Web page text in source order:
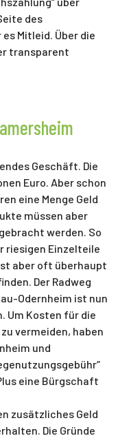
des
Mitleid. Über die
transparent
Geschäft. Die
Euro. Aber schon
eine Menge Geld
müssen aber
werden. So
riesigen Einzelteile
aber oft überhaupt
Der Radweg
Odernheim ist nun
Um Kosten für die
vermeiden, haben
und
eine Bürgschaft
zusätzliches Geld
Die Gründe